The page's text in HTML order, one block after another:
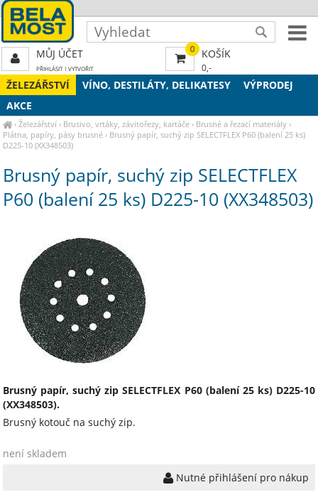
ŽELEZÁŘSTVÍ VÍNO, DESTILÁTY, DELIKATESY
VÝPRODEJ
AKCE
›Železářství › Brusivo, vrtáky, závitořezy, kartáče › Brusné a řezací materiály ›
Plátna, papíry, pásy brusné › Brusný papír, suchý zip SELECTFLEX P60 (balení 25 ks)
D225-10 (XX348503)
Brusný papír, suchý zip SELECTFLEX
P60 (balení 25 ks) D225-10 (XX348503)
Brusný papír, suchý zip SELECTFLEX P60 (balení 25 ks) D225-10
(XX348503).
Brusný kotouč na suchý zip.
není skladem
Nutné přihlášení pro nákup
0 KOŠÍK
0,-
MŮJ ÚČET
PŘIHLÁSIT| VYTVOŘIT